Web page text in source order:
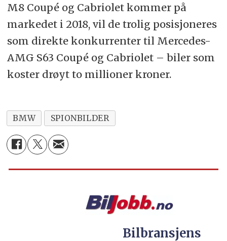
M8 Coupé og Cabriolet kommer på
markedet i 2018, vil de trolig posisjoneres
som direkte konkurrenter til Mercedes-
AMG S63 Coupé og Cabriolet – biler som
koster drøyt to millioner kroner.
BMW SPIONBILDER
Bilbransjens